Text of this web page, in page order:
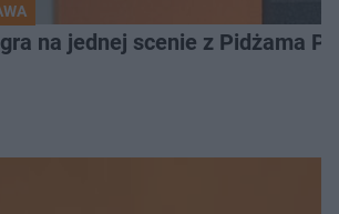
na jednej scenie z Pidżama